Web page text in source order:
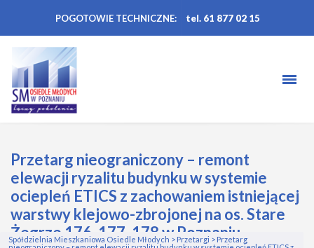
POGOTOWIE TECHNICZNE: tel. 61 877 02 15
Przetarg nieograniczony – remont
elewacji ryzalitu budynku w systemie
ociepleń ETICS z zachowaniem istniejącej
warstwy klejowo-zbrojonej na os. Stare
Żegrze 176, 177, 178 w Poznaniu.
Spółdzielnia Mieszkaniowa Osiedle Młodych > Przetargi > Przetarg